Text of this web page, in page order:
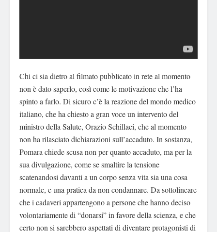
Chi ci sia dietro al filmato pubblicato in rete al momento
non è dato saperlo, così come le motivazione che l’ha
spinto a farlo. Di sicuro c’è la reazione del mondo medico
italiano, che ha chiesto a gran voce un intervento del
ministro della Salute, Orazio Schillaci, che al momento
non ha rilasciato dichiarazioni sull’accaduto. In sostanza,
Pomara chiede scusa non per quanto accaduto, ma per la
sua divulgazione, come se smaltire la tensione
scatenandosi davanti a un corpo senza vita sia una cosa
normale, e una pratica da non condannare. Da sottolineare
che i cadaveri appartengono a persone che hanno deciso
volontariamente di “donarsi” in favore della scienza, e che
certo non si sarebbero aspettati di diventare protagonisti di